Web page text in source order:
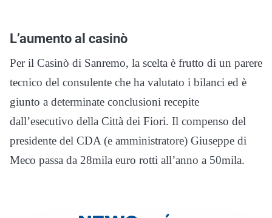
L’aumento al casinò
Per il Casinò di Sanremo, la scelta è frutto di un parere
tecnico del consulente che ha valutato i bilanci ed è
giunto a determinate conclusioni recepite
dall’esecutivo della Città dei Fiori. Il compenso del
presidente del CDA (e amministratore) Giuseppe di
Meco passa da 28mila euro rotti all’anno a 50mila.